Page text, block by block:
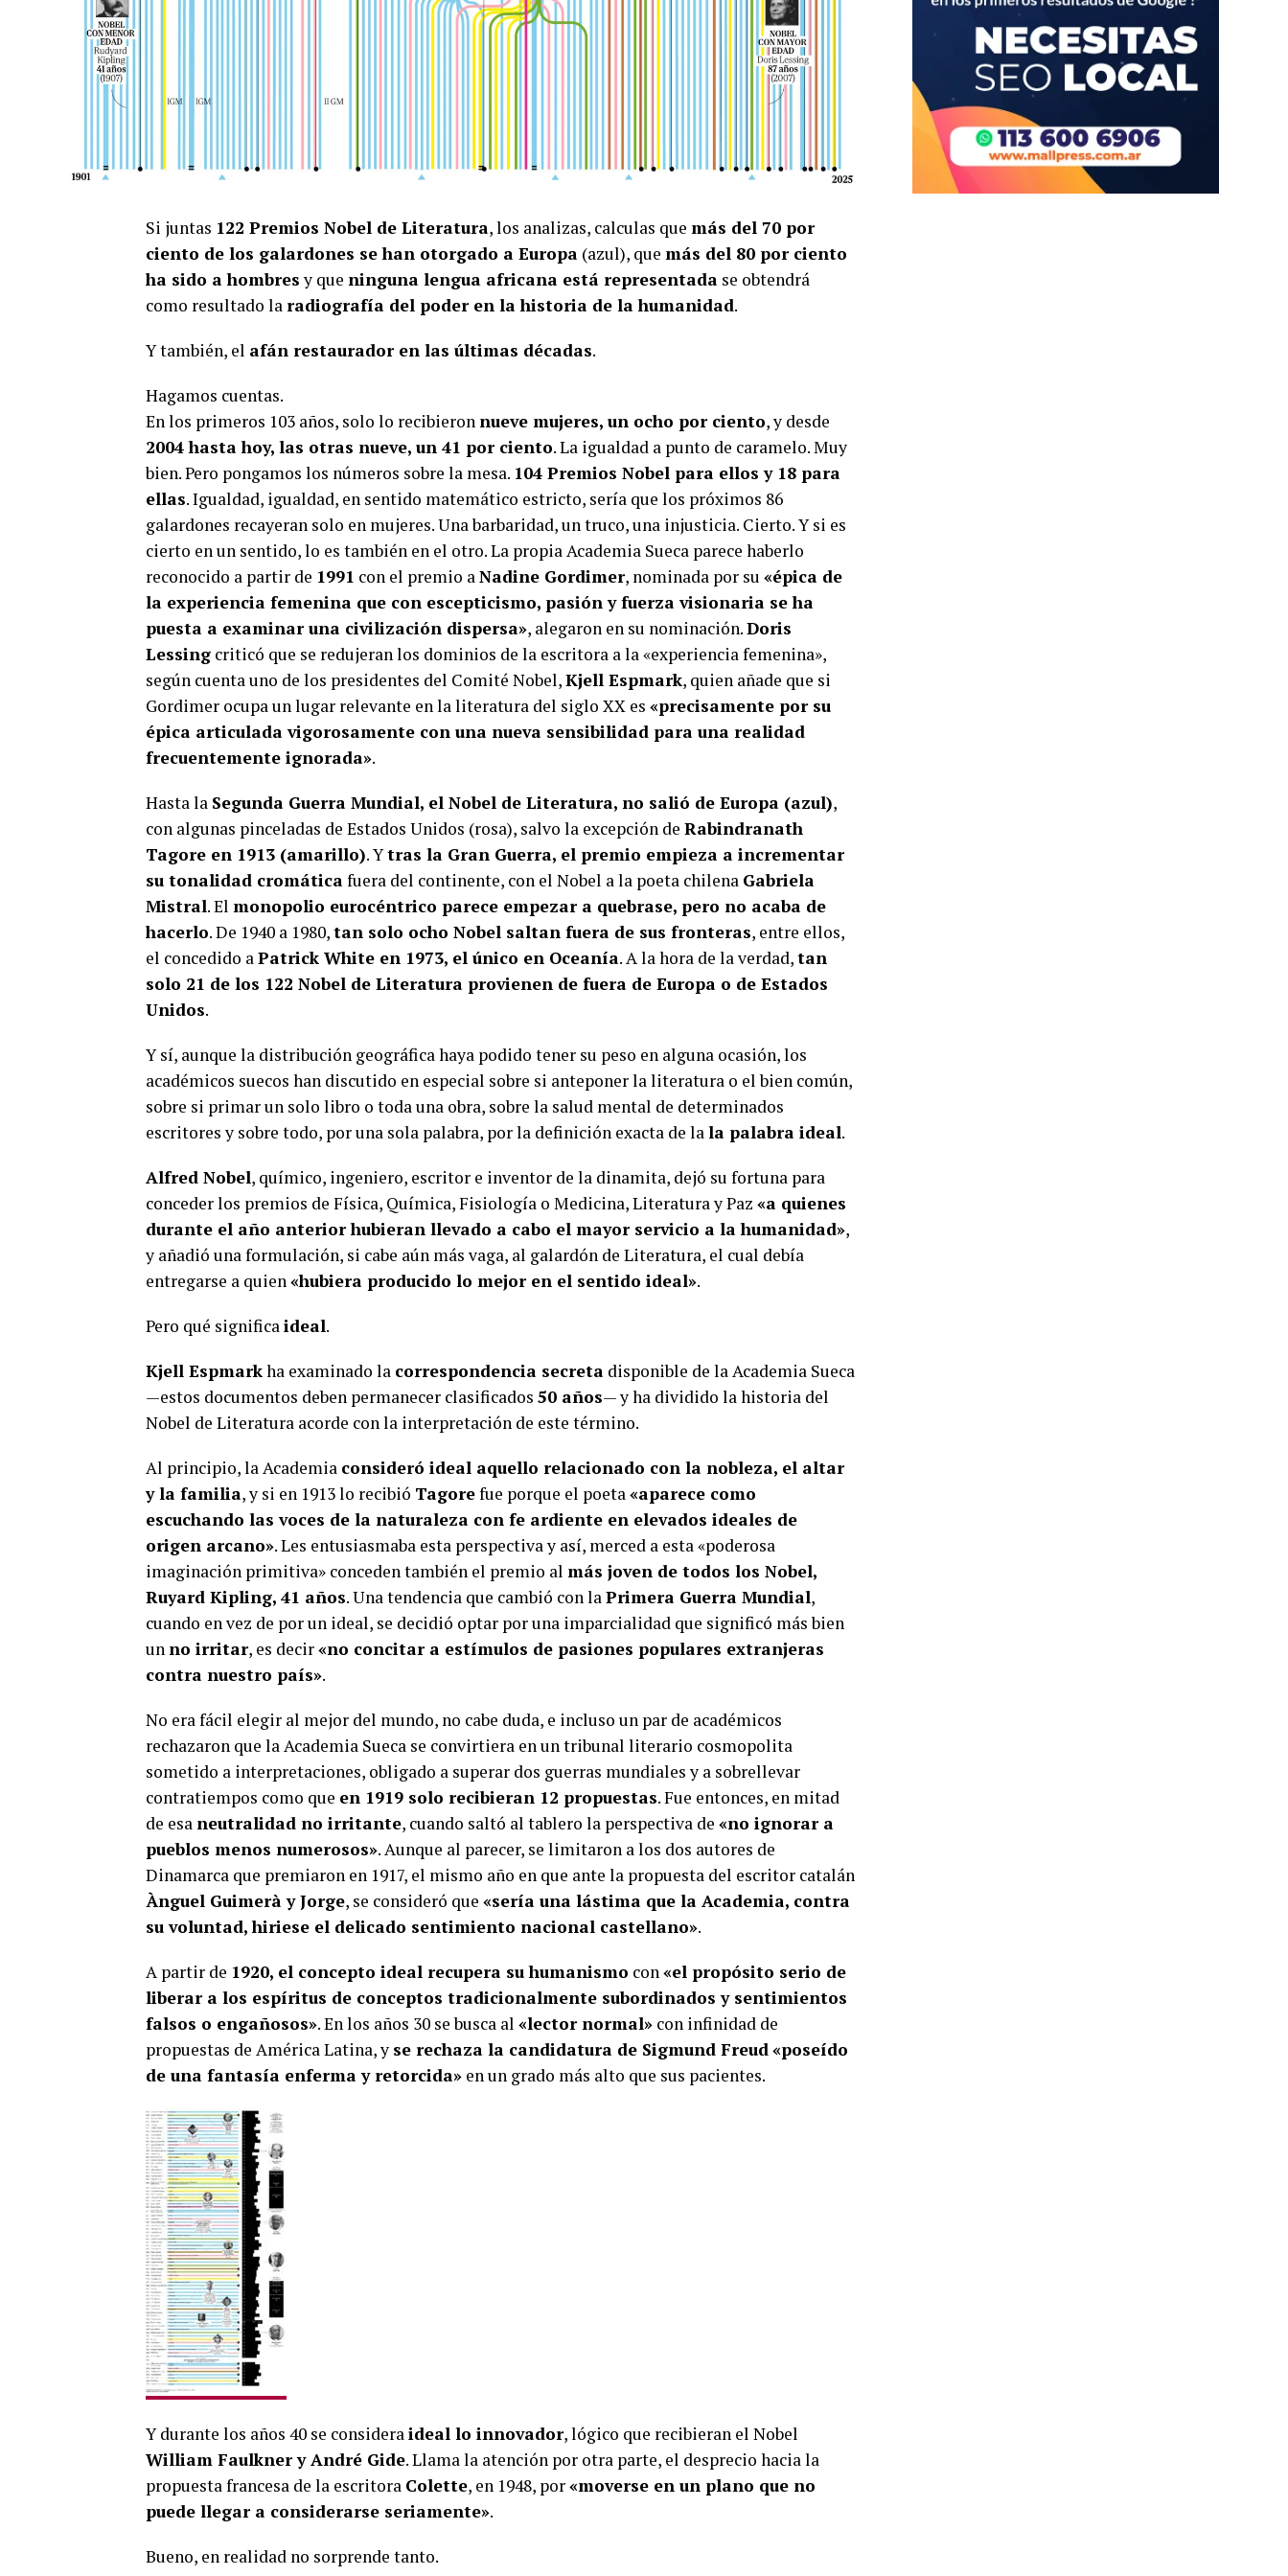
Si juntas 122 Premios Nobel de Literatura, los analizas, calculas que más del 70 por
ciento de los galardones se han otorgado a Europa (azul), que más del 80 por ciento
ha sido a hombresy que ninguna lengua africana está representada se obtendrá
como resultado laradiografía del poder en la historia de la humanidad.
Y también, el afán restaurador en las últimas décadas.
Hagamos cuentas.
En los primeros 103 años, solo lo recibieronnueve mujeres, un ocho por ciento, y desde
2004 hasta hoy, las otras nueve, un 41 por ciento. La igualdad a punto de caramelo. Muy
bien. Pero pongamos los números sobre la mesa. 104 Premios Nobel para ellos y 18 para
ellas. Igualdad, igualdad, en sentido matemático estricto, sería que los próximos 86
galardones recayeran solo en mujeres. Una barbaridad, un truco, una injusticia. Cierto. Y si es
cierto en un sentido, lo es también en el otro. La propia Academia Sueca parece haberlo
reconocido a partir de 1991 con el premio aNadine Gordimer, nominada por su «épica de
la experiencia femenina que con escepticismo, pasión y fuerza visionaria se ha
puesta a examinar una civilización dispersa», alegaron en su nominación.Doris
Lessing criticó que se redujeran los dominios de la escritora a la «experiencia femenina»,
según cuenta uno de los presidentes del Comité Nobel,Kjell Espmark, quien añade que si
Gordimer ocupa un lugar relevante en la literatura del siglo XX es «precisamente por su
épica articulada vigorosamente con una nueva sensibilidad para una realidad
frecuentemente ignorada».
Hasta la Segunda Guerra Mundial, el Nobel de Literatura, no salió de Europa (azul),
con algunas pinceladas de Estados Unidos (rosa), salvo la excepción de Rabindranath
Tagore en 1913 (amarillo). Ytras la Gran Guerra, el premio empieza a incrementar
su tonalidad cromáticafuera del continente, con el Nobel a la poeta chilena Gabriela
Mistral. El monopolio eurocéntrico parece empezar a quebrase, pero no acaba de
hacerlo. De 1940 a 1980,tan solo ocho Nobel saltan fuera de sus fronteras, entre ellos,
el concedido aPatrick White en 1973, el único en Oceanía. A la hora de la verdad,tan
solo 21 de los 122 Nobel de Literatura provienen de fuera de Europa o de Estados
Unidos.
Y sí, aunque la distribución geográfica haya podido tener su peso en alguna ocasión, los
académicos suecos han discutido en especial sobre si anteponer la literatura o el bien común,
sobre si primar un solo libro o toda una obra, sobre la salud mental de determinados
escritores y sobre todo, por una sola palabra, por la definición exacta de lala palabra ideal.
Alfred Nobel, químico, ingeniero, escritor e inventor de la dinamita, dejó su fortuna para
conceder los premios de Física, Química, Fisiología o Medicina, Literatura y Paz «a quienes
durante el año anterior hubieran llevado a cabo el mayor servicio a la humanidad»,
y añadió una formulación, si cabe aún más vaga, al galardón de Literatura, el cual debía
entregarse a quien«hubiera producido lo mejor en el sentido ideal».
Pero qué significaideal.
Kjell Espmarkha examinado la correspondencia secreta disponible de la Academia Sueca
—estos documentos deben permanecer clasificados 50 años— y ha dividido la historia del
Nobel de Literatura acorde con la interpretación de este término.
Al principio, la Academia consideró ideal aquello relacionado con la nobleza, el altar
y la familia, y si en 1913 lo recibió Tagorefue porque el poeta«aparece como
escuchando las voces de la naturaleza con fe ardiente en elevados ideales de
origen arcano». Les entusiasmaba esta perspectiva y así, merced a esta «poderosa
imaginación primitiva» conceden también el premio al más joven de todos los Nobel,
Ruyard Kipling, 41 años. Una tendencia que cambió con laPrimera Guerra Mundial,
cuando en vez de por un ideal, se decidió optar por una imparcialidad que significó más bien
unno irritar, es decir«no concitar a estímulos de pasiones populares extranjeras
contra nuestro país».
No era fácil elegir al mejor del mundo, no cabe duda, e incluso un par de académicos
rechazaron que la Academia Sueca se convirtiera en un tribunal literario cosmopolita
sometido a interpretaciones, obligado a superar dos guerras mundiales y a sobrellevar
contratiempos como que en 1919 solo recibieran 12 propuestas. Fue entonces, en mitad
de esaneutralidad no irritante, cuando saltó al tablero la perspectiva de «no ignorar a
pueblos menos numerosos». Aunque al parecer, se limitaron a los dos autores de
Dinamarca que premiaron en 1917, el mismo año en que ante la propuesta del escritor catalán
Ànguel Guimerà y Jorge, se consideró que «sería una lástima que la Academia, contra
su voluntad, hiriese el delicado sentimiento nacional castellano».
A partir de 1920, el concepto ideal recupera su humanismo con«el propósito serio de
liberar a los espíritus de conceptos tradicionalmente subordinados y sentimientos
falsos o engañosos». En los años 30 se busca al «lector normal» con infinidad de
propuestas de América Latina, y se rechaza la candidatura de Sigmund Freud«poseído
de una fantasía enferma y retorcida» en un grado más alto que sus pacientes.
Y durante los años 40 se consideraideal lo innovador, lógico que recibieran el Nobel
William Faulkner y André Gide. Llama la atención por otra parte, el desprecio hacia la
propuesta francesa de la escritora Colette, en 1948, por«moverse en un plano que no
puede llegar a considerarse seriamente».
Bueno, en realidad no sorprende tanto.